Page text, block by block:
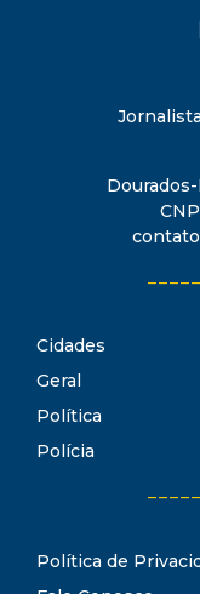
Cidades
Geral
Política
Polícia
Política de